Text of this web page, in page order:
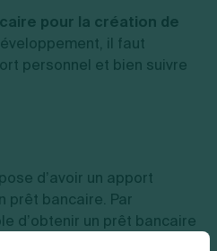
pour la création de
il faut
personnel et bien suivre
d’avoir un apport
prêt bancaire. Par
d’obtenir un prêt bancaire